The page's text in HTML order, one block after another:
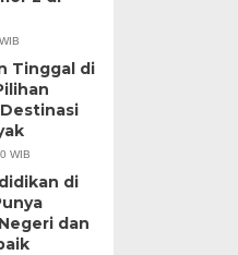
Tinggal di
WIB
di
dan